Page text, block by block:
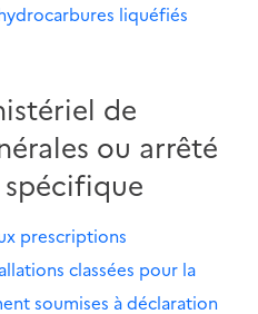
liquéfiés
de
ou arrêté
prescriptions
classées pour la
soumises à déclaration